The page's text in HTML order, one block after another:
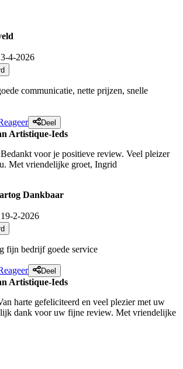
3-4-2026
communicatie, nette prijzen, snelle
Deel
Artistique-Ieds
voor je positieve review. Veel pleizer
Met vriendelijke groet, Ingrid
Dankbaar
19-2-2026
fijn bedrijf goede service
Deel
Artistique-Ieds
harte gefeliciteerd en veel plezier met uw
dank voor uw fijne review. Met vriendelijke